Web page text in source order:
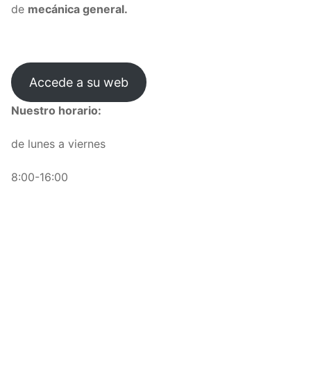
de mecánica general.
Accede a su web
Nuestro horario:
de lunes a viernes
8:00-16:00